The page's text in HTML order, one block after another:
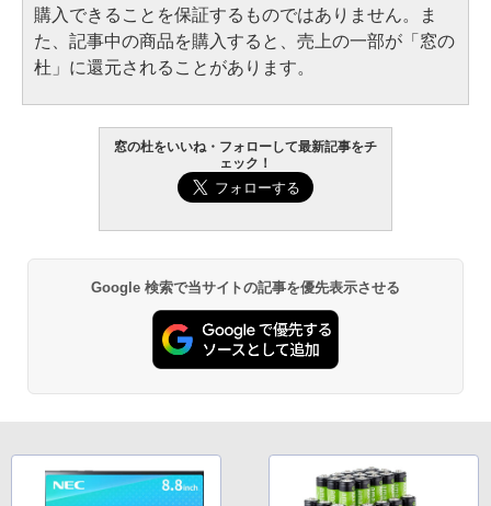
購入できることを保証するものではありません。ま
た、記事中の商品を購入すると、売上の一部が「窓の
杜」に還元されることがあります。
窓の杜をいいね・フォローして最新記事をチ
ェック！
Google 検索で当サイトの記事を優先表示させる